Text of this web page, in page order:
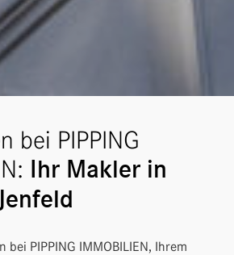
bei PIPPING
Ihr Makler in
PIPPING IMMO­BI­LIEN, Ihrem